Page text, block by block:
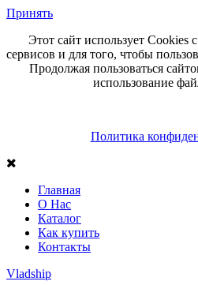
Принять
Этот сайт использует Cookies
сервисов и для того, чтобы
Продолжая пользоваться
использование
Политика
Главная
О Нас
Каталог
Как купить
Контакты
Vladship